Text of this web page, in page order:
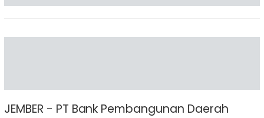
JEMBER - PT Bank Pembangunan Daerah